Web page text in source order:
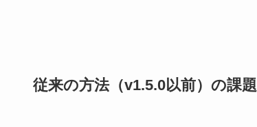
従来の方法（v1.5.0以前）の課題